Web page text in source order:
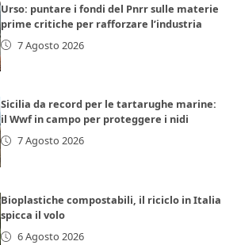
Urso: puntare i fondi del Pnrr sulle materie
prime critiche per rafforzare l’industria
7 Agosto 2026
Sicilia da record per le tartarughe marine:
il Wwf in campo per proteggere i nidi
7 Agosto 2026
Bioplastiche compostabili, il riciclo in Italia
spicca il volo
6 Agosto 2026